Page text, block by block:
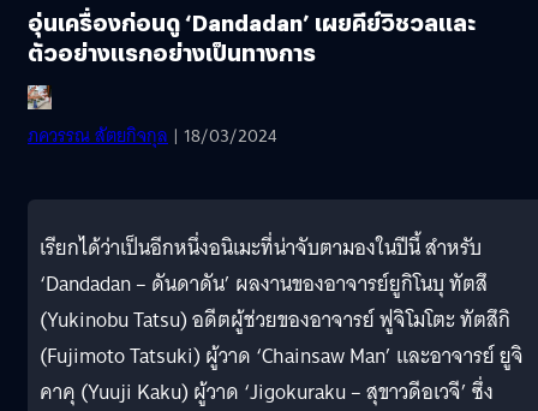
อุ่นเครื่องก่อนดู ‘Dandadan’ เผยคีย์วิชวลและ
ตัวอย่างแรกอย่างเป็นทางการ
ภควรรณ สัตยกิจกุล | 18/03/2024
เรียกได้ว่าเป็นอีกหนึ่งอนิเมะที่น่าจับตามองในปีนี้ สำหรับ
‘Dandadan – ดันดาดัน’ ผลงานของอาจารย์ยูกิโนบุ ทัตสึ
(Yukinobu Tatsu) อดีตผู้ช่วยของอาจารย์ ฟูจิโมโตะ ทัตสึกิ
(Fujimoto Tatsuki) ผู้วาด ‘Chainsaw Man’ และอาจารย์ ยูจิ
คาคุ (Yuuji Kaku) ผู้วาด ‘Jigokuraku – สุขาวดีอเวจี’ ซึ่ง